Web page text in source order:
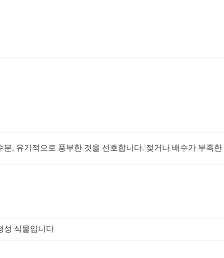
, 유기적으로 풍부한 것을 선호합니다. 젖거나 배수가 부족
성 식물입니다